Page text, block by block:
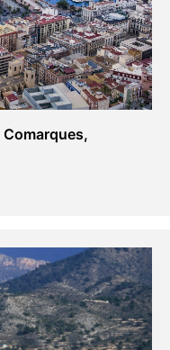
Comarques,